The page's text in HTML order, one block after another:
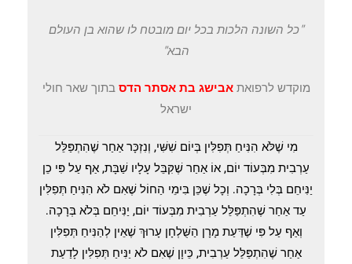
"כל השונה הלכות בכל יום מובטח לו שהוא בן העולם
הבא"
מוקדש לרפואתאבישג בת אסתר הדס בתוך שאר חולי
ישראל
מִי שֶׁלֹּא הִנִּיחַ תְּפִלִּין בְּיוֹם שִׁשִּׁי, וְנִזְכָּר אַחַר שֶׁהִתְפַּלֵּל
עַרְבִית מִבְּעוֹד יוֹם, אוֹ אַחַר שֶׁקִּבֵּל עָלָיו שַׁבָּת, אַף עַל פִּי כֵן
יַנִּיחֵם בְּלִי בְּרָכָה. וְכָל שֶׁכֵּן בִּימֵי הַחוֹל שֶׁאִם לֹא הִנִּיחַ תְּפִלִּין
עַד אַחַר שֶׁהִתְפַּלֵּל עַרְבִית מִבְּעוֹד יוֹם, יַנִּיחֵם בְּלֹא בְּרָכָה.
וְאַף עַל פִּי שֶׁדַּעַת מָרָן הַשֻּׁלְחָן עָרוּךְ שֶׁאֵין לְהַנִּיחַ תְּפִלִּין
אַחַר שֶׁהִתְפַּלֵּל עַרְבִית, כֵּיוָן שֶׁאִם לֹא יַנִּיחַ תְּפִלִּין לָדַעַת